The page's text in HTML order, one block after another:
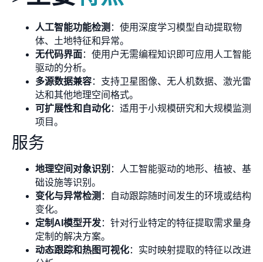
人工智能功能检测 ：使用深度学习模型自动提取物
体、土地特征和异常。
无代码界面：使用户无需编程知识即可应用人工智能
驱动的分析。
多源数据兼容：支持卫星图像、无人机数据、激光雷
达和其他地理空间格式。
可扩展性和自动化：适用于小规模研究和大规模监测
项目。
服务
地理空间对象识别 ：人工智能驱动的地形、植被、基
础设施等识别。
变化与异常检测 ：自动跟踪随时间发生的环境或结构
变化。
定制AI模型开发：针对行业特定的特征提取需求量身
定制的解决方案。
动态跟踪和热图可视化：实时映射提取的特征以改进